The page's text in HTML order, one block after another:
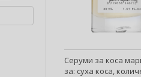
Серуми за коса
за: суха коса,